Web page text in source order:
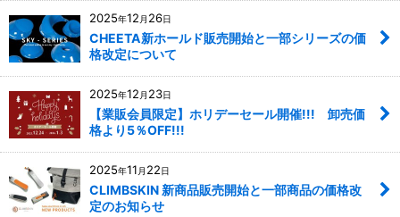
2025年12 月 26日
CHEETA新ホールド販売開始と一部シリーズの価
格改定について
2025年12 月 23日
【業販会員限定】ホリデーセール開催!!! 卸売価
格より5％OFF!!!
2025年11 月 22日
CLIMBSKIN 新商品販売開始と一部商品の価格改
定のお知らせ